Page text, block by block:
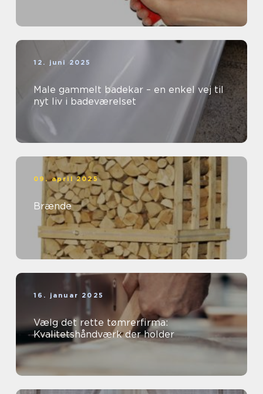
12. juni 2025
Male gammelt badekar – en enkel vej til
nyt liv i badeværelset
09. april 2025
Brænde
16. januar 2025
Vælg det rette tømrerfirma:
Kvalitetshåndværk der holder